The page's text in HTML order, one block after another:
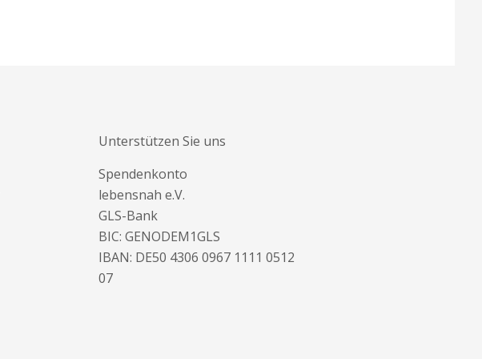
Unterstützen Sie uns
Spendenkonto
lebensnah e.V.
GLS-Bank
BIC: GENODEM1GLS
IBAN: DE50 4306 0967 1111 0512
07